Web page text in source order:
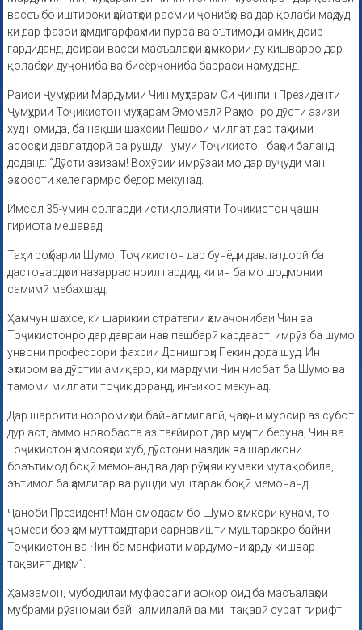
васеъ бо иштироки ҳайатҳои расмии ҷонибҳо ва дар қолаби маҳдуд,
ки дар фазои ҳамдигарфаҳмии пурра ва эътимоди амиқ доир
гардиданд, доираи васеи масъалаҳои ҳамкории ду кишварро дар
қолабҳои дуҷониба ва бисёрҷониба баррасӣ намуданд.
Раиси Ҷумҳурии Мардумии Чин муҳтарам Си Ҷинпин Президенти
Ҷумҳурии Тоҷикистон муҳтарам Эмомалӣ Раҳмонро дӯсти азизи
худ номида, ба нақши шахсии Пешвои миллат дар таҳкими
асосҳои давлатдорӣ ва рушду нумуи Тоҷикистон баҳои баланд
доданд: “Дӯсти азизам! Вохӯрии имрӯзаи мо дар вуҷуди ман
эҳсосоти хеле гармро бедор мекунад.
Имсол 35-умин солгарди истиқлолияти Тоҷикистон ҷашн
гирифта мешавад.
Таҳти роҳбарии Шумо, Тоҷикистон дар бунёди давлатдорӣ ба
дастовардҳои назаррас ноил гардид, ки ин ба мо шодмонии
самимӣ мебахшад.
Ҳамчун шахсе, ки шарикии стратегии ҳамаҷонибаи Чин ва
Тоҷикистонро дар давраи нав пешбарӣ кардааст, имрӯз ба шумо
унвони профессори фахрии Донишгоҳи Пекин дода шуд. Ин
эҳтиром ва дӯстии амиқеро, ки мардуми Чин нисбат ба Шумо ва
тамоми миллати тоҷик доранд, инъикос мекунад.
Дар шароити нооромиҳои байналмилалӣ, ҷаҳони муосир аз субот
дур аст, аммо новобаста аз тағйирот дар муҳити беруна, Чин ва
Тоҷикистон ҳамсояҳои хуб, дӯстони наздик ва шарикони
боэътимод боқӣ мемонанд ва дар рӯҳияи кумаки мутақобила,
эътимод ба ҳамдигар ва рушди муштарак боқӣ мемонанд.
Ҷаноби Президент! Ман омодаам бо Шумо ҳамкорӣ кунам, то
ҷомеаи боз ҳам муттаҳидтари сарнавишти муштаракро байни
Тоҷикистон ва Чин ба манфиати мардумони ҳарду кишвар
тақвият диҳем”.
Ҳамзамон, мубодилаи муфассали афкор оид ба масъалаҳои
мубрами рӯзномаи байналмилалӣ ва минтақавӣ сурат гирифт.